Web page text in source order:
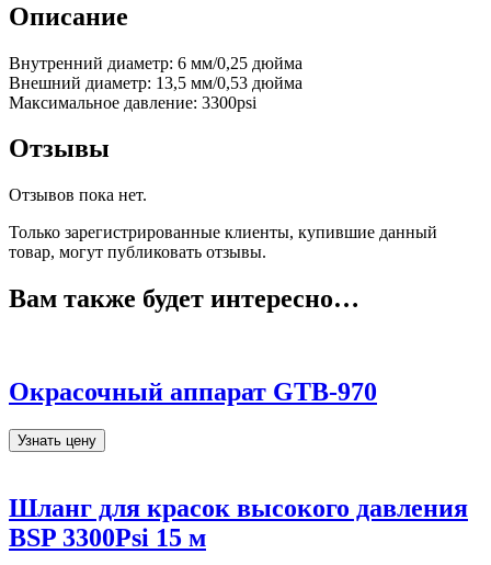
Описание
Внутренний диаметр: 6 мм/0,25 дюйма
Внешний диаметр: 13,5 мм/0,53 дюйма
Максимальное давление: 3300psi
Отзывы
Отзывов пока нет.
Только зарегистрированные клиенты, купившие данный
товар, могут публиковать отзывы.
Вам также будет интересно…
Окрасочный аппарат GTB-970
Узнать цену
Шланг для красок высокого давления
BSP 3300Psi 15 м